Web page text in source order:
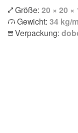
Größe: 20 × 20 ×
Gewicht: 34 kg/
Verpackung: